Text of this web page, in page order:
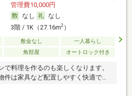
管理費10,000円
なし
なし
3階 / 1K（27.16m2）
敷金なし
一人暮らし
角部屋 オートロック付き
で料理を作るのも楽しくなります。
件は家具など配置しやすく快適で